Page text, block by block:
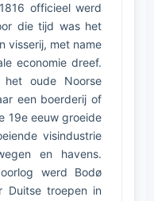
officieel werd
die tijd was het
visserij, met name
economie dreef.
oude Noorse
een boerderij of
19e eeuw groeide
visindustrie
en havens.
werd Bodø
Duitse troepen in